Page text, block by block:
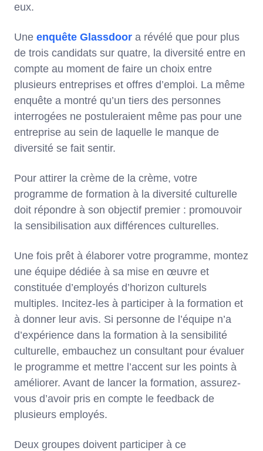
eux.
Une enquête Glassdoor a révélé que pour plus
de trois candidats sur quatre, la diversité entre en
compte au moment de faire un choix entre
plusieurs entreprises et offres d’emploi. La même
enquête a montré qu’un tiers des personnes
interrogées ne postuleraient même pas pour une
entreprise au sein de laquelle le manque de
diversité se fait sentir.
Pour attirer la crème de la crème, votre
programme de formation à la diversité culturelle
doit répondre à son objectif premier : promouvoir
la sensibilisation aux différences culturelles.
Une fois prêt à élaborer votre programme, montez
une équipe dédiée à sa mise en œuvre et
constituée d’employés d’horizon culturels
multiples. Incitez-les à participer à la formation et
à donner leur avis. Si personne de l’équipe n’a
d’expérience dans la formation à la sensibilité
culturelle, embauchez un consultant pour évaluer
le programme et mettre l’accent sur les points à
améliorer. Avant de lancer la formation, assurez-
vous d’avoir pris en compte le feedback de
plusieurs employés.
Deux groupes doivent participer à ce